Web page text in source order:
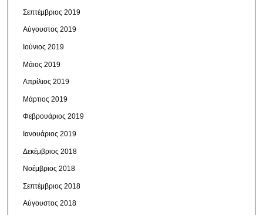
Σεπτέμβριος 2019
Αύγουστος 2019
Ιούνιος 2019
Μάιος 2019
Απρίλιος 2019
Μάρτιος 2019
Φεβρουάριος 2019
Ιανουάριος 2019
Δεκέμβριος 2018
Νοέμβριος 2018
Σεπτέμβριος 2018
Αύγουστος 2018